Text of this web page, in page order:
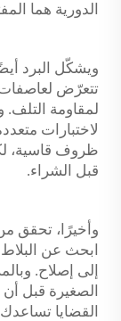
الدورية هما
ويشكّل البرد
تتعرّض لعاصفات
لمقاومة
لاختبارات
ظروف قاسية،
قبل الشراء.
وأخيرًا، تحقق
ابحث عن
إلى إصلاح.
الصغيرة قبل
القضايا